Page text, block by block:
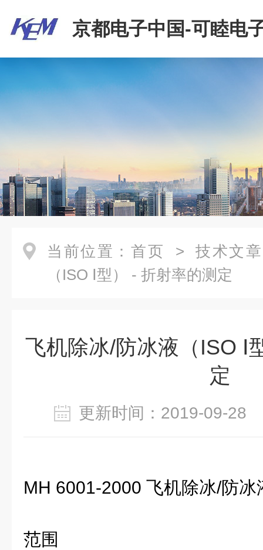
京都电子中国-可睦电
商贸有限公司
当前位置： 首页 > 技术文章
（ISO Ⅰ型） - 折射率的测定
飞机除冰/防冰液（ISO Ⅰ
定
更新时间：2019-09-
MH 6001-2000 飞机除冰/防冰
范围